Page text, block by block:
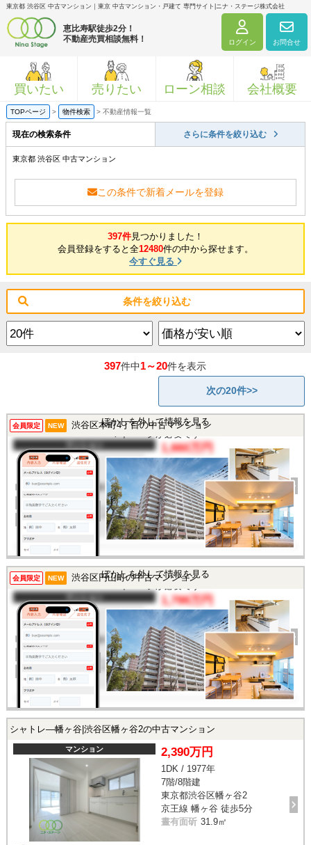
東京都 渋谷区 中古マンション｜東京 中古マンション・戸建て 専門サイト|ニナ・ステージ株式会社
恵比寿駅徒歩2分！
不動産売買相談無料！
ログイン お問合せ
買いたい 売りたい ローン相談 会社概要
TOPページ > 物件検索 > 不動産情報一覧
現在の検索条件 さらに条件を絞り込む
東京都 渋谷区 中古マンション
この条件で新着メールを登録
397件見つかりました！
会員登録をすると全12480件の中から探せます。
今すぐ見る
条件を絞り込む
397件中1～20件を表示
次の20件>>
会員限定 NEW 渋谷区本町4丁目の中古マンション
1,660万円
間取り 1R
完成年
1979年
建物面積 24.3㎡
土地面積 -
所在地 東京都渋谷区本町4丁目
交通 /
この物件を見るには
ぼかしを外して情報を見る
会員限定 NEW 渋谷区円山町の中古マンション
マンション 1,799万円
間取り 1R
完成年
1978年
建物面積 21㎡
土地面積 -
所在地 東京都渋谷区円山町
交通 /
この物件を見るには
ぼかしを外して情報を見る
シャトレ―幡ヶ谷|渋谷区幡ヶ谷2の中古マンション
マンション 2,390万円
1DK / 1977年
7階/8階建
東京都渋谷区幡ヶ谷2
京王線 幡ヶ谷 徒歩5分
晝有面斫 31.9㎡